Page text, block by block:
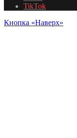
TikTok
Кнопка «Наверх»